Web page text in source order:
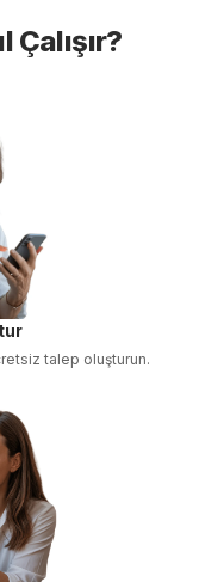
Çalışır?
talep oluşturun.